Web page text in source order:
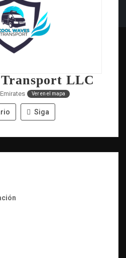
LLC
Ver en el mapa
Siga